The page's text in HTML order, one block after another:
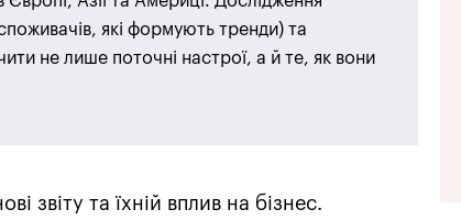
які формують тренди) та
не лише поточні настрої, а й те, як вони
звіту та їхній вплив на бізнес.